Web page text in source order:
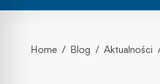
Home Blog Aktualności